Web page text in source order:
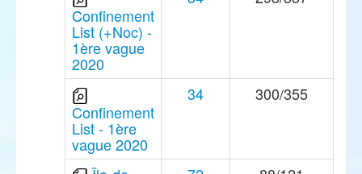
Confinement
List (+Noc) -
1ère vague
2020
Confinement
List - 1ère
vague 2020
34 300/355